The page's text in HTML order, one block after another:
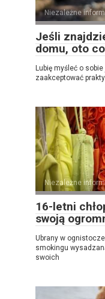
Niezależne
Jeśli
domu, oto
Lubię myśleć o
zaakceptować
Niezależne
16-letni
swoją
Ubrany w
smokingu
swoich